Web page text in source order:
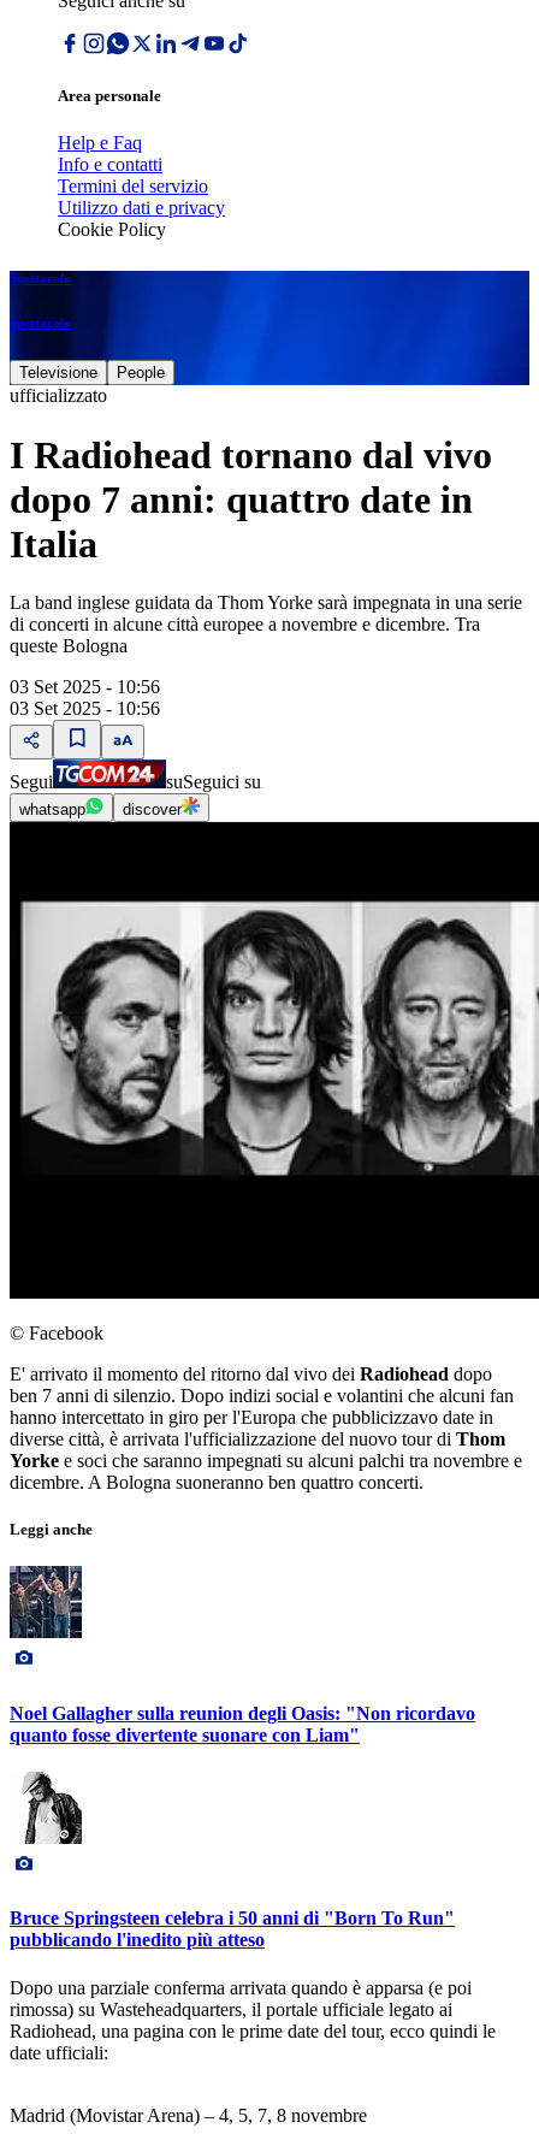
Area personale
Help e Faq
Info e contatti
Termini del servizio
Utilizzo dati e privacy
Cookie Policy
Spettacolo
Spettacolo
Televisione People
ufficializzato
I Radiohead tornano dal vivo
dopo 7 anni: quattro date in
Italia
La band inglese guidata da Thom Yorke sarà impegnata in una serie
di concerti in alcune città europee a novembre e dicembre. Tra
queste Bologna
03 Set 2025 - 10:56
03 Set 2025 - 10:56
Segui suSeguici su
whatsapp discover
© Facebook
E' arrivato il momento del ritorno dal vivo dei Radiohead dopo
ben 7 anni di silenzio. Dopo indizi social e volantini che alcuni fan
hanno intercettato in giro per l'Europa che pubblicizzavo date in
diverse città, è arrivata l'ufficializzazione del nuovo tour di Thom
Yorke e soci che saranno impegnati su alcuni palchi tra novembre e
dicembre. A Bologna suoneranno ben quattro concerti.
Leggi anche
Noel Gallagher sulla reunion degli Oasis: "Non ricordavo
quanto fosse divertente suonare con Liam"
Bruce Springsteen celebra i 50 anni di "Born To Run"
pubblicando l'inedito più atteso
Dopo una parziale conferma arrivata quando è apparsa (e poi
rimossa) su Wasteheadquarters, il portale ufficiale legato ai
Radiohead, una pagina con le prime date del tour, ecco quindi le
date ufficiali:
Madrid (Movistar Arena) – 4, 5, 7, 8 novembre